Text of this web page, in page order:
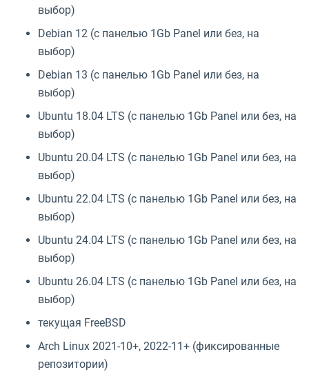
выбор)
Debian 12 (с панелью 1Gb Panel или без, на
выбор)
Debian 13 (с панелью 1Gb Panel или без, на
выбор)
Ubuntu 18.04 LTS (с панелью 1Gb Panel или без, на
выбор)
Ubuntu 20.04 LTS (с панелью 1Gb Panel или без, на
выбор)
Ubuntu 22.04 LTS (с панелью 1Gb Panel или без, на
выбор)
Ubuntu 24.04 LTS (с панелью 1Gb Panel или без, на
выбор)
Ubuntu 26.04 LTS (с панелью 1Gb Panel или без, на
выбор)
текущая FreeBSD
Arch Linux 2021-10+, 2022-11+ (фиксированные
репозитории)